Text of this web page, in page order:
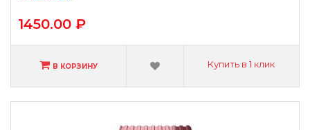
1450.00 ₽
В КОРЗИНУ Купить в 1 клик